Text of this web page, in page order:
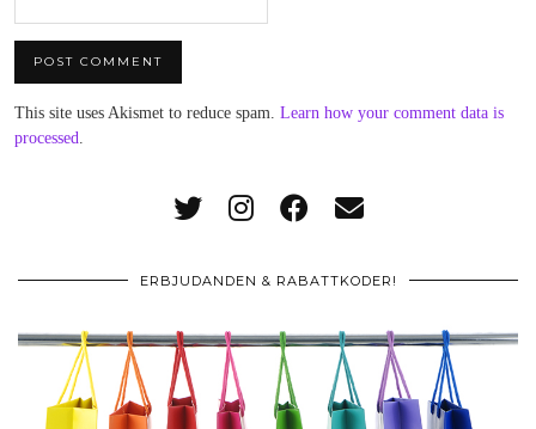
This site uses Akismet to reduce spam. Learn how your comment data is
processed.
ERBJUDANDEN & RABATTKODER!